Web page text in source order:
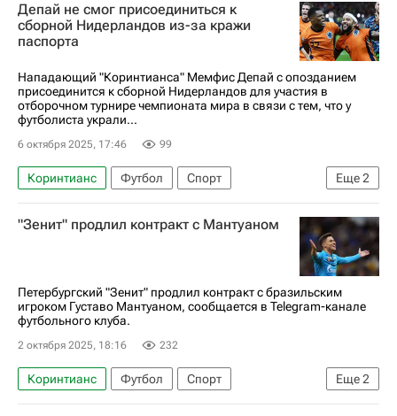
Депай не смог присоединиться к
сборной Нидерландов из-за кражи
паспорта
Нападающий "Коринтианса" Мемфис Депай с опозданием
присоединится к сборной Нидерландов для участия в
отборочном турнире чемпионата мира в связи с тем, что у
футболиста украли...
6 октября 2025, 17:46 99
Еще2
Коринтианс Футбол
Спорт
Мемфис Депай
Рональд Куман
"Зенит" продлил контракт с Мантуаном
Петербургский "Зенит" продлил контракт с бразильским
игроком Густаво Мантуаном, сообщается в Telegram-канале
футбольного клуба.
2 октября 2025, 18:16 232
Еще2
Коринтианс Футбол
Спорт
Густаво Мантуан
Зенит